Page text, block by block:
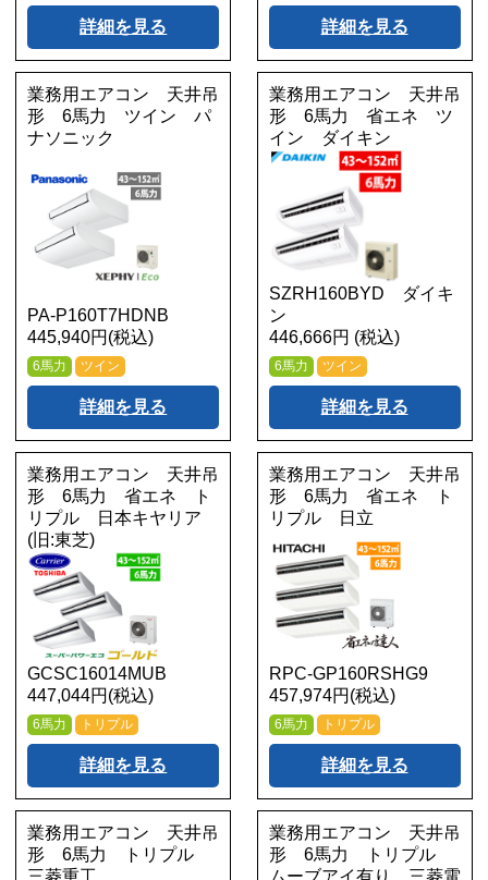
詳細を見る 詳細を見る
業務用エアコン 天井吊
形 6馬力 ツイン パ
ナソニック
PA-P160T7HDNB
445,940円(税込)
6馬力 ツイン
詳細を見る
業務用エアコン 天井吊
形 6馬力 省エネ ツ
イン ダイキン
SZRH160BYD ダイキ
ン
446,666円 (税込)
6馬力 ツイン
詳細を見る
業務用エアコン 天井吊
形 6馬力 省エネ ト
リプル 日本キヤリア
(旧:東芝)
GCSC16014MUB
447,044円(税込)
6馬力 トリプル
詳細を見る
業務用エアコン 天井吊
形 6馬力 省エネ ト
リプル 日立
RPC-GP160RSHG9
457,974円(税込)
6馬力 トリプル
詳細を見る
業務用エアコン 天井吊
形 6馬力 トリプル
三菱重工
業務用エアコン 天井吊
形 6馬力 トリプル
ムーブアイ有り 三菱電